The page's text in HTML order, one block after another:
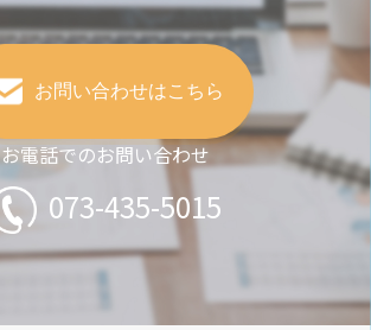
お問い合わせはこちら
お電話でのお問い合わせ
073-435-5015